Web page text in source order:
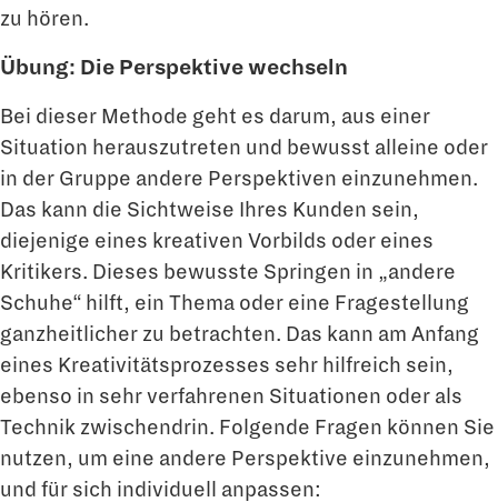
zu hören.
Übung: Die Perspektive wechseln
Bei dieser Methode geht es darum, aus einer
Situation herauszutreten und bewusst alleine oder
in der Gruppe andere Perspektiven einzunehmen.
Das kann die Sichtweise Ihres Kunden sein,
diejenige eines kreativen Vorbilds oder eines
Kritikers. Dieses bewusste Springen in „andere
Schuhe“ hilft, ein Thema oder eine Fragestellung
ganzheitlicher zu betrachten. Das kann am Anfang
eines Kreativitätsprozesses sehr hilfreich sein,
ebenso in sehr verfahrenen Situationen oder als
Technik zwischendrin. Folgende Fragen können Sie
nutzen, um eine andere Perspektive einzunehmen,
und für sich individuell anpassen: